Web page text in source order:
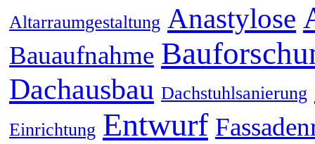
Altarraumgestaltung Anastylose
Bauaufnahme
Dachausbau Dachstuhlsanierung
Einrichtung Entwurf